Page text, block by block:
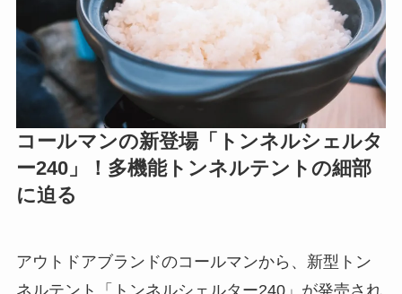
コールマンの新登場「トンネルシェルタ
ー240」！多機能トンネルテントの細部
に迫る
アウトドアブランドのコールマンから、新型トン
ネルテント「トンネルシェルター240」が発売され